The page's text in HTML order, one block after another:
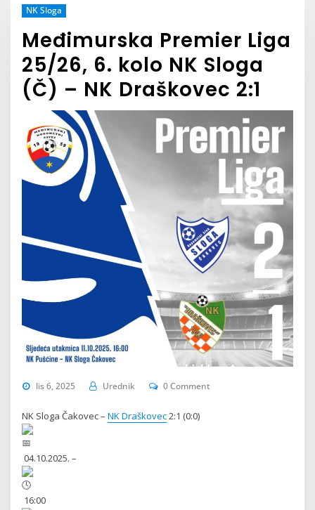
NK Sloga
Međimurska Premier Liga
25/26, 6. kolo NK Sloga
(Č) – NK Draškovec 2:1
lis 6, 2025 Urednik 0 Comment
NK Sloga Čakovec –NK Draškovec2:1 (0:0)
04.10.2025. –
16:00